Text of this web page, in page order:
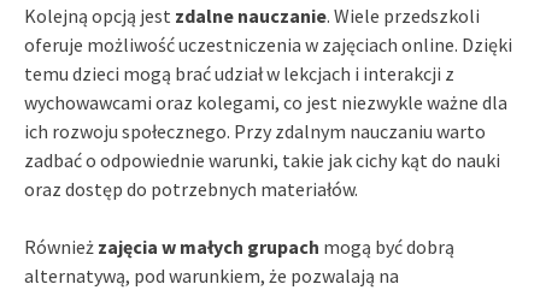
Kolejną opcją jest zdalne nauczanie. Wiele przedszkoli
oferuje możliwość uczestniczenia w zajęciach online. Dzięki
temu dzieci mogą brać udział w lekcjach i interakcji z
wychowawcami oraz kolegami, co jest niezwykle ważne dla
ich rozwoju społecznego. Przy zdalnym nauczaniu warto
zadbać o odpowiednie warunki, takie jak cichy kąt do nauki
oraz dostęp do potrzebnych materiałów.
Również zajęcia w małych grupach mogą być dobrą
alternatywą, pod warunkiem, że pozwalają na